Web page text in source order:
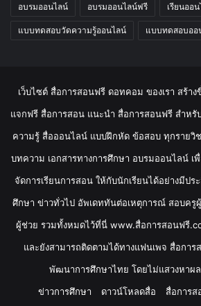
อบรมออนไลน์ อบรมออนไลน์ฟรี เรียนออ
แบบทดสอบวัดความรู้ออนไลน์ แบบทดสอบออ
เว็บไซต์ สื่อการสอนฟรี ดอทคอม ของเรา สร้า
แจกฟรี สื่อการสอน แนะนำ สื่อการสอนฟรี สำหรั
ความรู้ สื่อออนไลน์ แบบฝึกหัด ข้อสอบ ทุกรายวิ
บทความ เอกสารทางการศึกษา อบรมออนไลน์ เ
จัดการเรียนการสอน ให้กับนักเรียนได้อย่างมีป
ศึกษา ข่าวทั่วไป อัพเดททันต่อเหตุการณ์ สอบครู
ผู้ช่วย รวมทั้งหมดไว้ที่นี่ www.สื่อการสอนฟรี
และยังสามารถติดตามได้ทางแฟนเพจ สื่อการ
พัฒนาการศึกษาไทย โดยไม่แสวงหาผล
ข่าวการศึกษา
ดาวน์โหลดสื่อ สื่อการส